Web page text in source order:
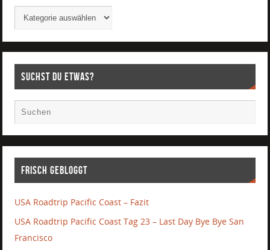
Suchst Du etwas?
Frisch gebloggt
USA Roadtrip Pacific Coast – Fazit
USA Roadtrip Pacific Coast Tag 23 – Last Day Bye Bye San
Francisco